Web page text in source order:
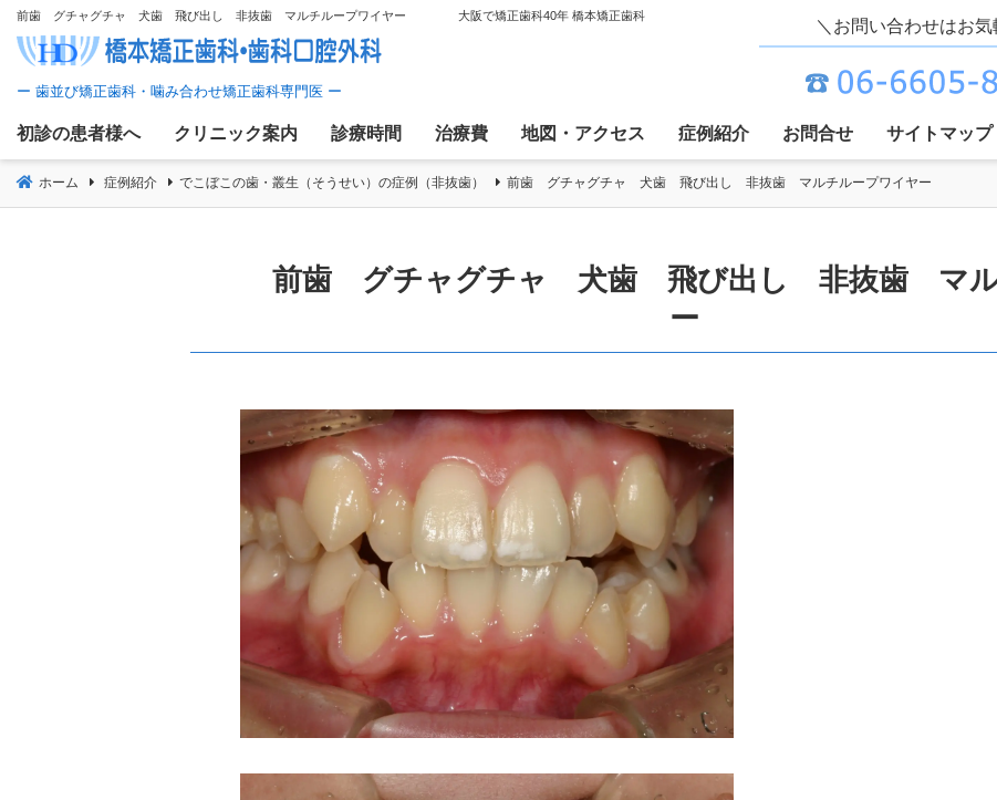
移
動
前歯 グチャグチャ 犬歯 飛び出し 非抜歯 マルチループワイヤー 大阪で矯正歯科40年 橋本矯正歯科
＼お問い合わせはお気
初診の患者様へ クリニック案内 診療時間 治療費 地図・アクセス 症例紹介 お問合せ サイトマップ
ホーム 症例紹介 でこぼこの歯・叢生（そうせい）の症例（非抜歯） 前歯 グチャグチャ 犬歯 飛び出し 非抜歯 マルチループワイヤー
前歯 グチャグチャ 犬歯 飛び出し 非抜歯 マル
ー